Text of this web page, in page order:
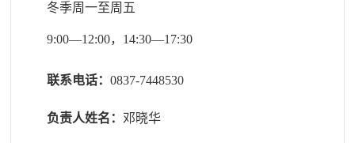
冬季周一至周五
9:00—12:00，14:30—17:30
联系电话：0837-7448530
负责人姓名： 邓晓华